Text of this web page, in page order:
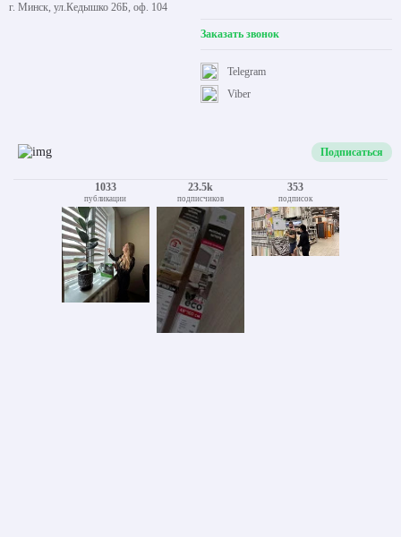
г. Минск, ул.Кедышко 26Б, оф. 104
Заказать звонок
Viber
Telegram
Подписаться
1033
публикации
23.5k
подписчиков
353
подписок